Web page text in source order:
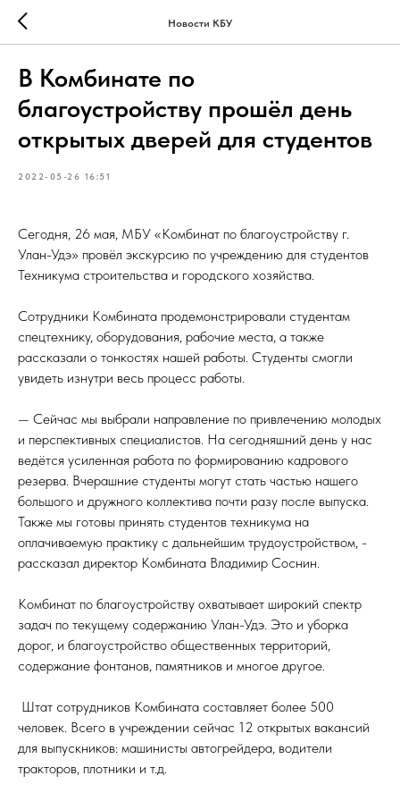
Новости КБУ
В Комбинате по
благоустройству прошёл день
открытых дверей для студентов
2022-05-26 16:51
Сегодня, 26 мая, МБУ «Комбинат по благоустройству г.
Улан-Удэ» провёл экскурсию по учреждению для студентов
Техникума строительства и городского хозяйства.
Сотрудники Комбината продемонстрировали студентам
спецтехнику, оборудования, рабочие места, а также
рассказали о тонкостях нашей работы. Студенты смогли
увидеть изнутри весь процесс работы.
— Сейчас мы выбрали направление по привлечению молодых
и перспективных специалистов. На сегодняшний день у нас
ведётся усиленная работа по формированию кадрового
резерва. Вчерашние студенты могут стать частью нашего
большого и дружного коллектива почти разу после выпуска.
Также мы готовы принять студентов техникума на
оплачиваемую практику с дальнейшим трудоустройством, -
рассказал директор Комбината Владимир Соснин.
Комбинат по благоустройству охватывает широкий спектр
задач по текущему содержанию Улан-Удэ. Это и уборка
дорог, и благоустройство общественных территорий,
содержание фонтанов, памятников и многое другое.
Штат сотрудников Комбината составляет более 500
человек. Всего в учреждении сейчас 12 открытых вакансий
для выпускников: машинисты автогрейдера, водители
тракторов, плотники и т.д.